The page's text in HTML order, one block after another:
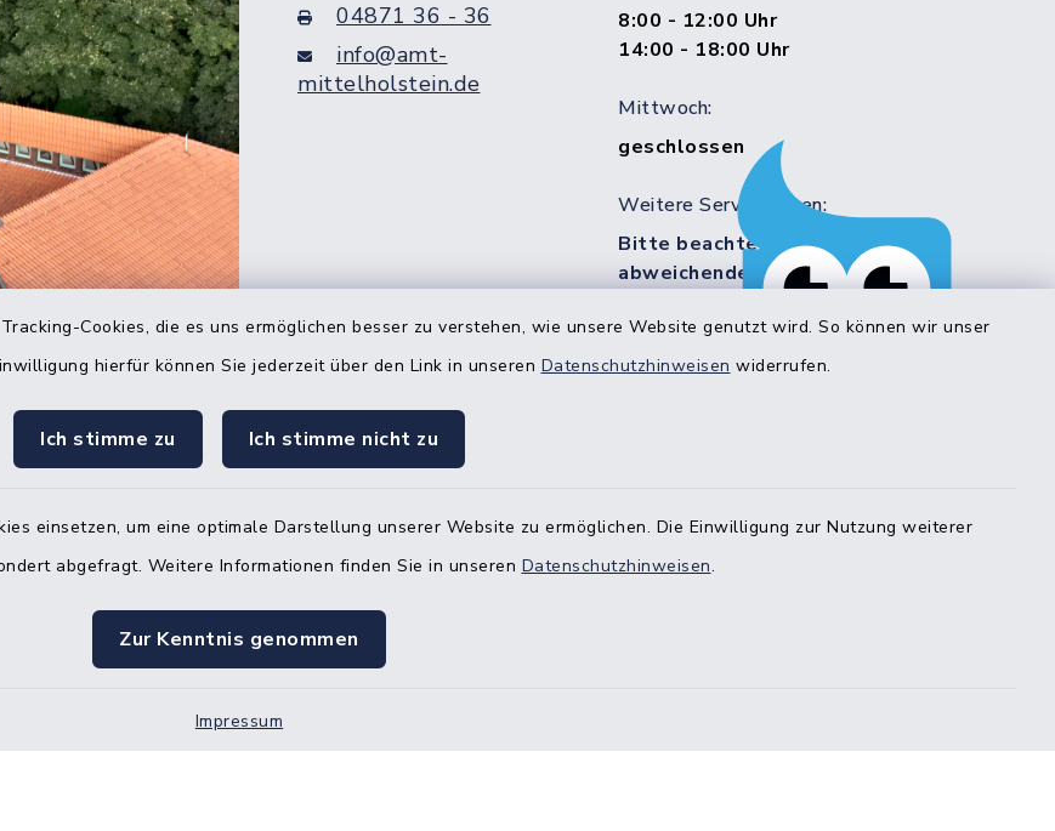
Cookies, die es uns ermöglichen besser zu verstehen, wie unsere Website genutzt wird. So können wir unser
hierfür können Sie jederzeit über den Link in unseren Datenschutzhinweisen widerrufen.
Ich stimme zu Ich stimme nicht zu
einsetzen, um eine optimale Darstellung unserer Website zu ermöglichen. Die Einwilligung zur Nutzung weiterer
abgefragt. Weitere Informationen finden Sie in unseren Datenschutzhinweisen.
Zur Kenntnis genommen
Impressum
04871 36 - 36
info@amt-
mittelholstein.de
8:00 - 12:00 Uhr
14:00 - 18:00 Uhr
Mittwoch:
geschlossen
Weitere Servicezeiten:
Bitte beachten Sie die
abweichenden Sprechzeiten in
Quicklinks
Bürgerbüro Hohenwestedt
Bürgerbüro Aukrug
Bürgerbüro Hanerau-
Hademarschen
KFZ-Zulassungsbehörde